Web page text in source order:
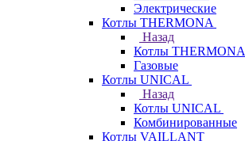
Электрические
Котлы THERMONA
Назад
Котлы THERMONA
Газовые
Котлы UNICAL
Назад
Котлы UNICAL
Комбинированные
Котлы VAILLANT